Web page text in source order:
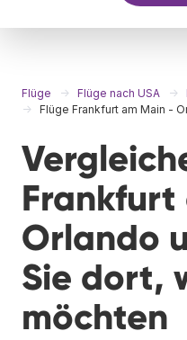
Flüge Flüge nach USA
Flüge Frankfurt am Main -
Frankfurt
Orlando
Sie dort,
möchten